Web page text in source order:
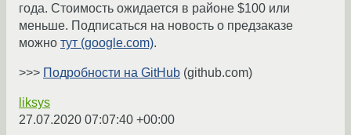
года. Стоимость ожидается в районе $100 или
меньше. Подписаться на новость о предзаказе
можно тут (google.com).
>>> Подробности на GitHub (github.com)
liksys
27.07.2020 07:07:40 +00:00